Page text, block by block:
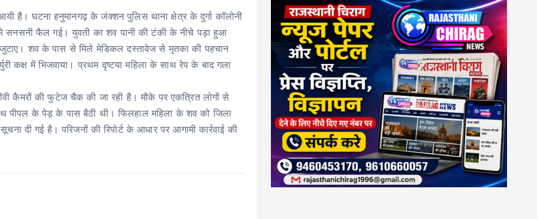
है। घटना हनुमानगढ़ के जंक्शन पुलिस थाना क्षेत्र के दुर्गा कॉलोनी
सनसनी फैल गई। युवती का शव पानी की टंकी के नीचे पड़ा हुआ
शव के पास से मिले मेडिकल दस्तावेज से मृतका की पहचान
कक्ष में भिजवाया। प्रथम दृष्टया महिला के साथ रेप के बाद गला
कैमरों की फुटेज चैक की जा रही है। मौके पर एकत्रित लोगों से
पीपल के पेड़ के पास बैठी थी। फिलहाल महिला के शव को जिला
दी गई है। परिजनों की रिपोर्ट के आधार पर आगामी कार्रवाई की